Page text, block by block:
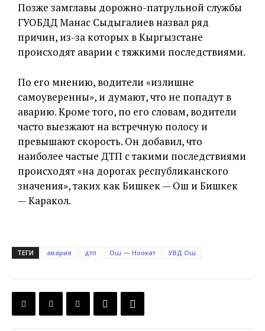
Позже замглавы дорожно-патрульной службы
ГУОБДД Манас Сыдыгалиев назвал ряд
причин, из-за которых в Кыргызстане
происходят аварии с тяжкими последствиями.
По его мнению, водители «излишне
самоуверенны», и думают, что не попадут в
аварию. Кроме того, по его словам, водители
часто выезжают на встречную полосу и
превышают скорость. Он добавил, что
наиболее частые ДТП с такими последствиями
происходят «на дорогах республиканского
значения», таких как Бишкек — Ош и Бишкек
— Каракол.
ТЕГИ авария дтп Ош — Ноокат УВД Ош